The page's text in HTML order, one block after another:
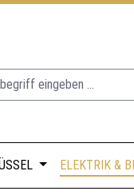
ELEKTRIK &